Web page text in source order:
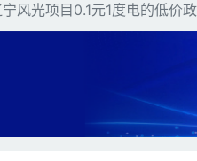
风光项目0.1元1度电的低价